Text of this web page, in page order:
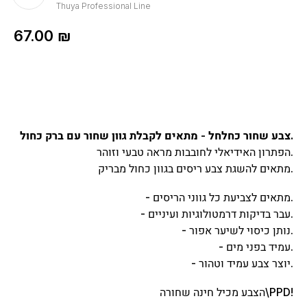
Thuya Professional Line
67.00 ₪
צבע שחור כחלחל - מתאים לקבלת גוון שחור עם ברק כחול.
הפתרון האידיאלי לחובבות מראה טבעי וזוהר.
מתאים להשגת צבע ריסים בגוון כחול מבריק.
- מתאים לצביעת כל גווני הריסים.
- עבר בדיקות דרמטולוגיות ועיניים.
- נותן כיסוי לשיער אפור.
- עמיד בפני מים.
- יוצר צבע עמיד וטהור.
הצבע מכיל חינה שחורה\PPD!